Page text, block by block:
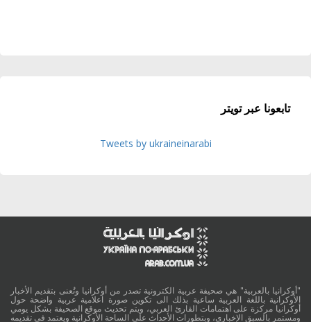
تابعونا عبر تويتر
Tweets by ukraineinarabi
"أوكرانيا بالعربية" هي صحيفة عربية الكترونية تصدر من أوكرانيا وتُعنى بتقديم الأخبار
الأوكرانية باللغة العربية ساعية بذلك الى تكوين صورة اعلامية عربية واضحة حول
أوكرانيا مركزة على اهتمامات القارئ العربي، ويتم تحديث موقع الصحيفة بشكل يومي
ومستمر بالسبق الإخباري، وبتطورات الأحداث على الساحة الأوكرانية ويعتمد في تقديمه